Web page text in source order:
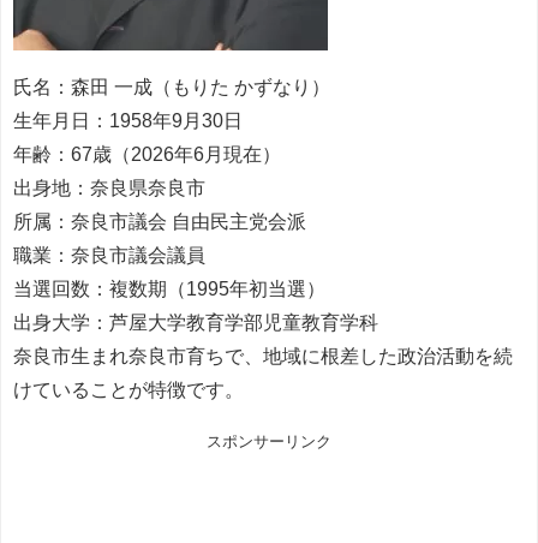
氏名：森田 一成（もりた かずなり）
生年月日：1958年9月30日
年齢：67歳（2026年6月現在）
出身地：奈良県奈良市
所属：奈良市議会 自由民主党会派
職業：奈良市議会議員
当選回数：複数期（1995年初当選）
出身大学：芦屋大学教育学部児童教育学科
奈良市生まれ奈良市育ちで、地域に根差した政治活動を続
けていることが特徴です。
スポンサーリンク